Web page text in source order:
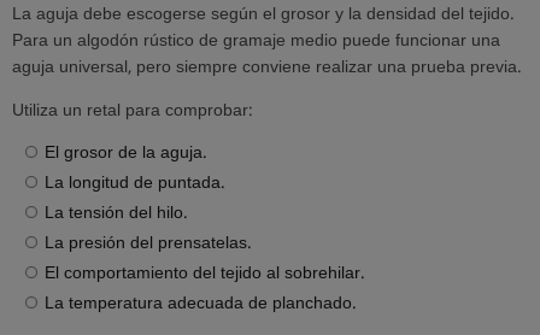
La aguja debe escogerse según el grosor y la densidad del tejido.
Para un algodón rústico de gramaje medio puede funcionar una
aguja universal, pero siempre conviene realizar una prueba previa.
Utiliza un retal para comprobar:
El grosor de la aguja.
La longitud de puntada.
La tensión del hilo.
La presión del prensatelas.
El comportamiento del tejido al sobrehilar.
La temperatura adecuada de planchado.